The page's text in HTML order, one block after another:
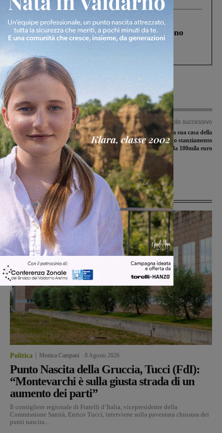
Cronaca 4 Agosto 2026
Un anno fa la strage in A1 in cui morirono
Gianni, Giulia e Franco. Lo schianto, il
processo, lo stop ai sorpassi fra tir....
Articolo precedente
“Banca della conoscenza”, un
progetto di condivisione del sapere e
delle conoscenze per il mondo del
lavoro. Sabato il primo
appuntamento
Articolo successivo
Anche Reggello avrà la sua casa della
salute: arrivato stanziamento
regionale da 100mila euro
Ultime Notizie
Politica Monica Campani 8 Agosto 2026
Punto Nascita della Gruccia, Tucci (FdI):
“Montevarchi è sulla giusta strada di un
aumento dei parti”
Il consigliere regionale di Fratelli d’Italia, vicepresidente della
Commissione Sanità, Enrico Tucci, interviene sulla paventata chiusura dei
punti nascita...